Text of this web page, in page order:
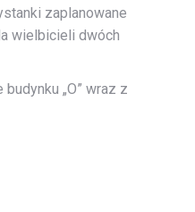
zaplanowane
wielbicieli dwóch
„O” wraz z